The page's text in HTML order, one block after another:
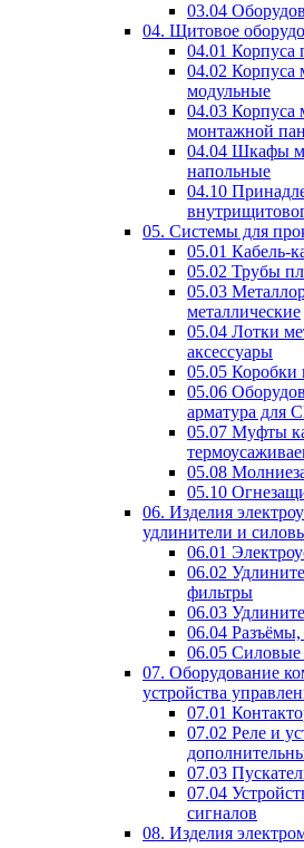
03.04
04. Щитовое
04.01 Корпуса
04.02 Корпуса
модульные
04.03 Корпуса
монтажной
04.04 Шкафы
напольные
04.10
05. Системы для
05.01 Кабель-
05.02 Трубы
05.03
металлические
05.04 Лотки
аксессуары
05.05
05.06
арматура для
05.07 Муфты
05.08
05.10
06. Изделия
удлинители и
06.01
06.02
фильтры
06.03
06.04
06.05 Силовые
07. Оборудование
устройства
07.01
07.02 Реле и
07.03
07.04
сигналов
08. Изделия